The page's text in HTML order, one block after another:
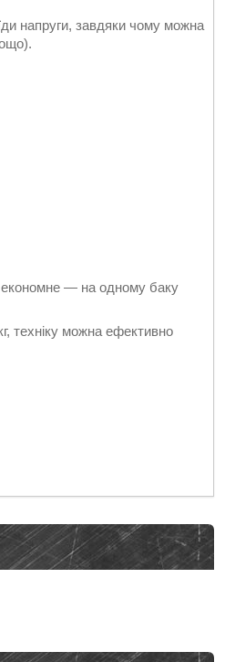
напруги, завдяки чому можна
— на одному баку
техніку можна ефективно